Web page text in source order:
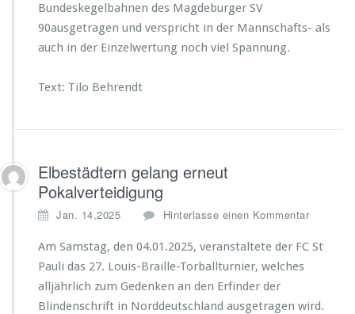
Bundeskegelbahnen des Magdeburger SV
90ausgetragen und verspricht in der Mannschafts- als
auch in der Einzelwertung noch viel Spannung.
Text: Tilo Behrendt
Elbestädtern gelang erneut
Pokalverteidigung
Jan. 14,2025 Hinterlasse einen Kommentar
Am Samstag, den 04.01.2025, veranstaltete der FC St
Pauli das 27. Louis-Braille-Torballturnier, welches
alljährlich zum Gedenken an den Erfinder der
Blindenschrift in Norddeutschland ausgetragen wird.